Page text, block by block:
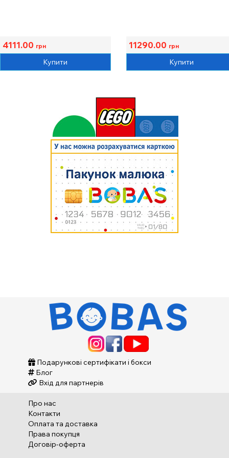
4111.00 грн
Купити
11290.00 грн
Купити
Подарункові сертифікати і бокси
Блог
Вхід для партнерів
Про нас
Контакти
Оплата та доставка
Права покупця
Договір-оферта